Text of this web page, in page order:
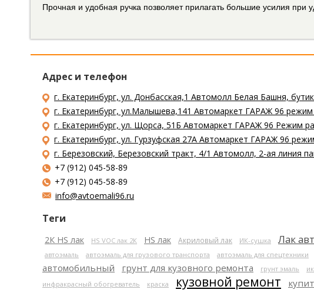
Прочная и удобная ручка позволяет прилагать большие усилия при
Адрес и телефон
г. Екатеринбург, ул. Донбасская,1 Автомолл Белая Башня,
г. Екатеринбург, ул.Малышева,141 Автомаркет ГАРАЖ 96
г. Екатеринбург, ул. Щорса, 51Б Автомаркет ГАРАЖ 96 Режим
г. Екатеринбург, ул. Гурзуфская 27А Автомаркет ГАРАЖ 96
г. Березовский, Березовский тракт, 4/1 Автомолл, 2-ая
+7 (912) 045-58-89
+7 (912) 045-58-89
info@avtoemali96.ru
Теги
2К HS лак HS VOC лак 2К HS лак Акриловый лак ИК-сушка Лак
автоэмаль
автоэмаль для грузового транспорта автоэмаль для спецтехники
автомобильный
грунт для кузовного ремонта грунт эмаль
инфракрасный обогреватель
краска кузовной ремонт